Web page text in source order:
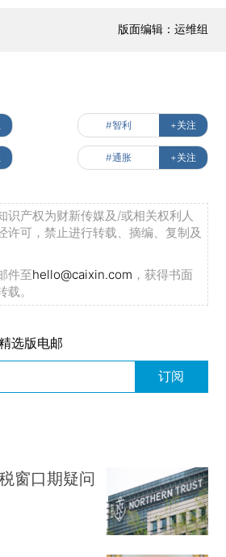
版面编辑：运维组
#智利 +关注
#通胀 +关注
识产权为财新传媒及/或相关权利人
许可，禁止进行转载、摘编、复制及
件至hello@caixin.com ，获得书面
。
选版电邮
订阅
窗口期疑问